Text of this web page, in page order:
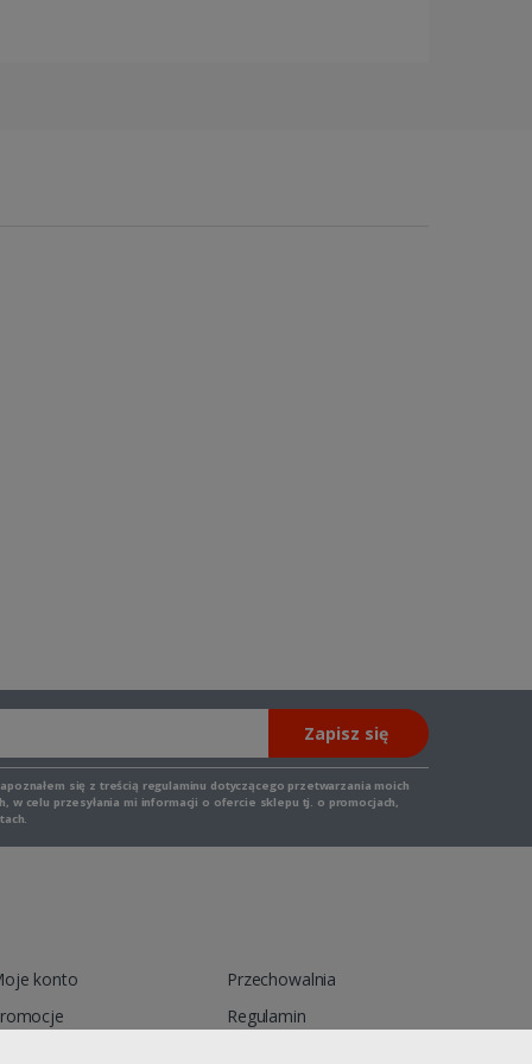
Zapisz się
się z treścią regulaminu dotyczącego przetwarzania moich
w celu przesyłania mi informacji o ofercie sklepu tj. o promocjach,
konto
Przechowalnia
Regulamin